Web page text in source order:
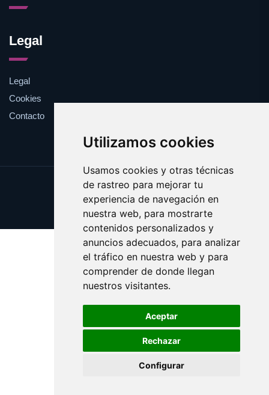
Utilizamos cookies
Usamos cookies y otras técnicas
de rastreo para mejorar tu
experiencia de navegación en
nuestra web, para mostrarte
contenidos personalizados y
anuncios adecuados, para analizar
el tráfico en nuestra web y para
comprender de donde llegan
nuestros visitantes.
Aceptar
Rechazar
Configurar
Legal
Legal
Cookies
Contacto
Update cookies preferences
Copyright © 2025 esotericos.es